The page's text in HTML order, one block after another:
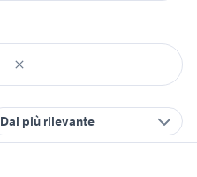
Dal più rilevante